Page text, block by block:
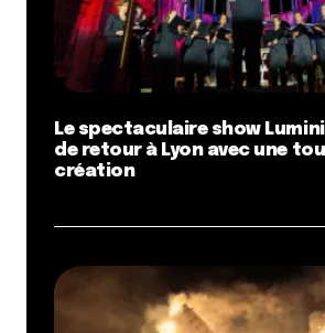
Le spectaculaire show
de retour à Lyon avec une
création